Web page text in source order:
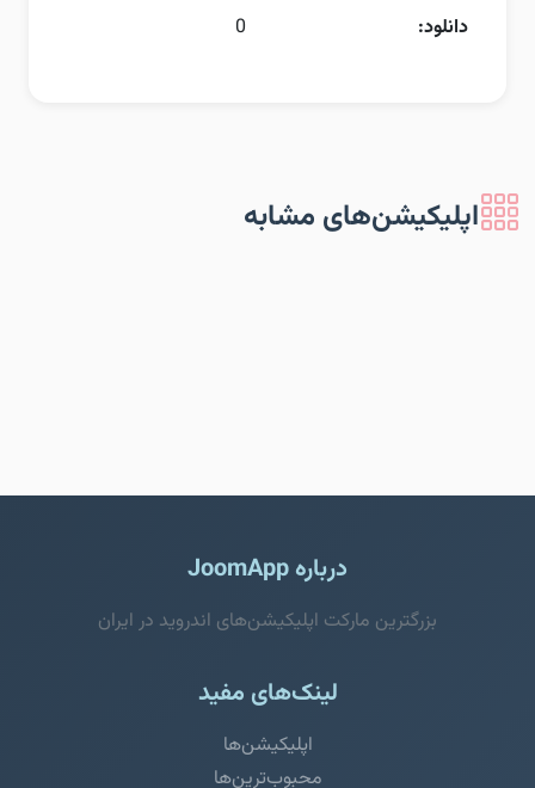
دانلود:
0
اپلیکیشن‌های مشابه
درباره JoomApp
بزرگترین مارکت اپلیکیشن‌های اندروید در ایران
لینک‌های مفید
اپلیکیشن‌ها
محبوب‌ترین‌ها